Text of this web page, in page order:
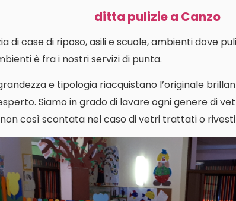
ditta pulizie a Canzo
di case di riposo, asili e scuole, ambienti dove
è fra i nostri servizi di punta.
e tipologia riacquistano l’originale
Siamo in grado di lavare ogni genere di
così scontata nel caso di vetri trattati o